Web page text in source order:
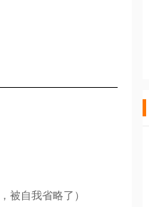
被自我省略了）